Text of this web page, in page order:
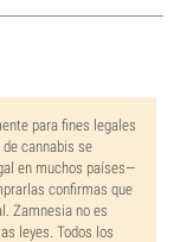
para fines legales
cannabis se
en muchos países—
confirmas que
Zamnesia no es
leyes. Todos los